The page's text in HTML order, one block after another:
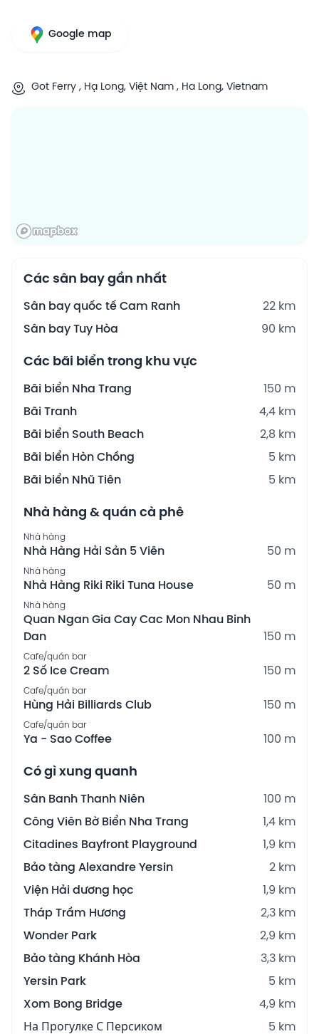
Google map
Got Ferry , Hạ Long, Việt Nam , Ha Long, Vietnam
Các sân bay gần nhất
Sân bay quốc tế Cam Ranh
22 km
Sân bay Tuy Hòa
90 km
Các bãi biển trong khu vực
Bãi biển Nha Trang
150 m
Bãi Tranh
4,4 km
Bãi biển South Beach
2,8 km
Bãi biển Hòn Chồng
5 km
Bãi biển Nhũ Tiên
5 km
Nhà hàng & quán cà phê
Nhà hàng
Nhà Hàng Hải Sản 5 Viên 50 m
Nhà hàng
Nhà Hàng Riki Riki Tuna House 50 m
Nhà hàng
Quan Ngan Gia Cay Cac Mon Nhau Binh
Dan
150 m
Cafe/quán bar
2 Số Ice Cream 150 m
Cafe/quán bar
Hùng Hải Billiards Club 150 m
Cafe/quán bar
Ya - Sao Coffee 100 m
Có gì xung quanh
Sân Banh Thanh Niên
100 m
Công Viên Bờ Biển Nha Trang
1,4 km
Citadines Bayfront Playground
1,9 km
Bảo tàng Alexandre Yersin
2 km
Viện Hải dương học
1,9 km
Tháp Trầm Hương
2,3 km
Wonder Park
2,9 km
Bảo tàng Khánh Hòa
3,3 km
Yersin Park
5 km
Xom Bong Bridge
4,9 km
На Прогулке С Персиком
5 km